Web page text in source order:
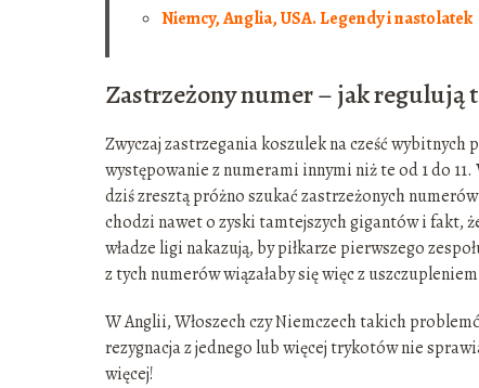
Niemcy, Anglia, USA. Legendy i nastolatek
Zastrzeżony numer – jak regulują
Zwyczaj zastrzegania koszulek na cześć wybitnych
występowanie z numerami innymi niż te od 1 do
dziś zresztą próżno szukać zastrzeżonych
chodzi nawet o zyski tamtejszych gigantów i fakt,
władze ligi nakazują, by piłkarze pierwszego
z tych numerów wiązałaby się więc z
W Anglii, Włoszech czy Niemczech takich
rezygnacja z jednego lub więcej trykotów nie
więcej!